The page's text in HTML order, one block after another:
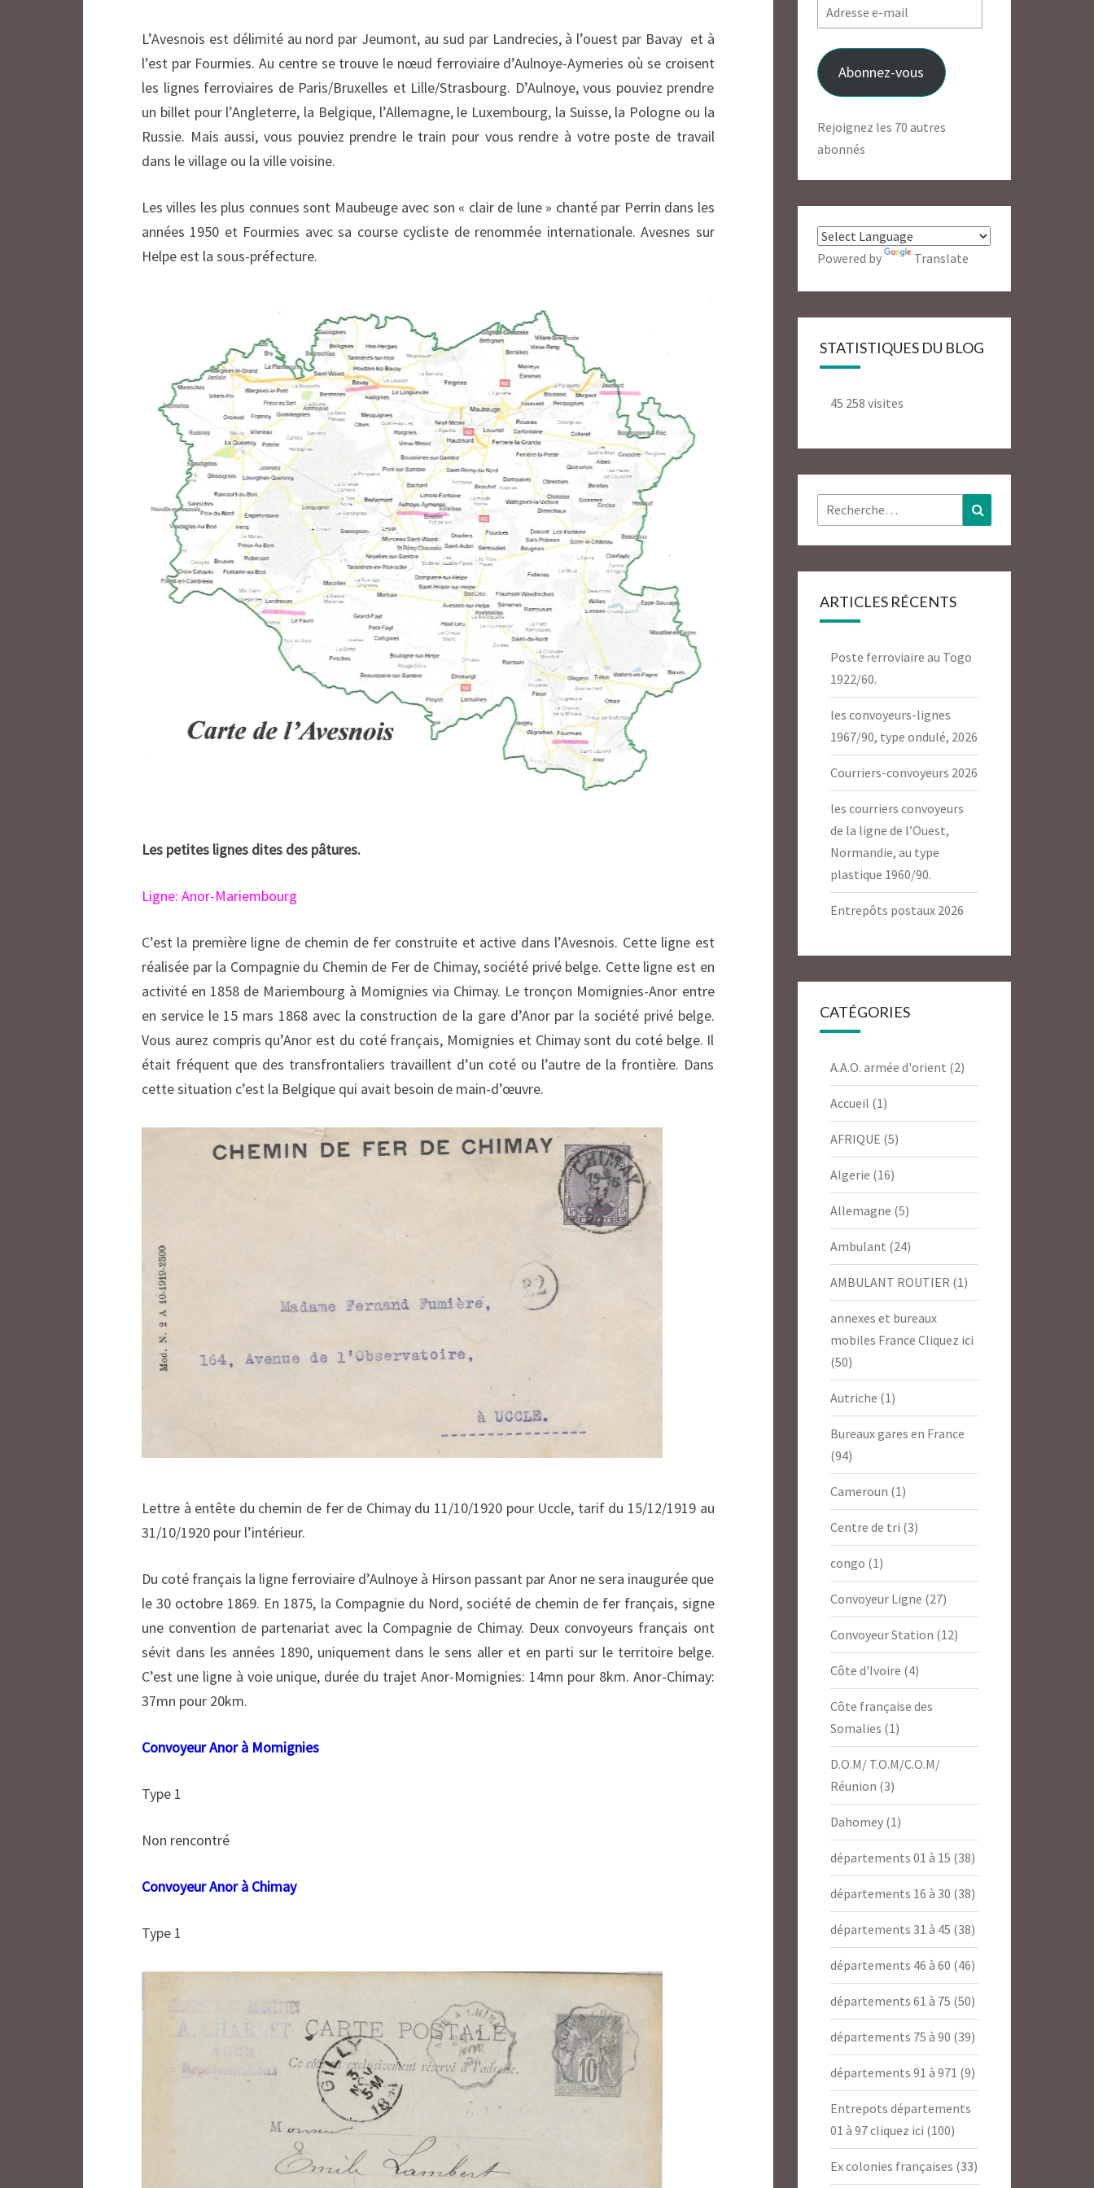
L’Avesnois est délimité au nord par Jeumont, au sud par Landrecies, à l’ouest par Bavay et à
l’est par Fourmies. Au centre se trouve le nœud ferroviaire d’Aulnoye-Aymeries où se croisent
les lignes ferroviaires de Paris/Bruxelles et Lille/Strasbourg. D’Aulnoye, vous pouviez prendre
un billet pour l’Angleterre, la Belgique, l’Allemagne, le Luxembourg, la Suisse, la Pologne ou la
Russie. Mais aussi, vous pouviez prendre le train pour vous rendre à votre poste de travail
dans le village ou la ville voisine.
Les villes les plus connues sont Maubeuge avec son « clair de lune » chanté par Perrin dans les
années 1950 et Fourmies avec sa course cycliste de renommée internationale. Avesnes sur
Helpe est la sous-préfecture.
Les petites lignes dites des pâtures.
Ligne: Anor-Mariembourg
C’est la première ligne de chemin de fer construite et active dans l’Avesnois. Cette ligne est
réalisée par la Compagnie du Chemin de Fer de Chimay, société privé belge. Cette ligne est en
activité en 1858 de Mariembourg à Momignies via Chimay. Le tronçon Momignies-Anor entre
en service le 15 mars 1868 avec la construction de la gare d’Anor par la société privé belge.
Vous aurez compris qu’Anor est du coté français, Momignies et Chimay sont du coté belge. Il
était fréquent que des transfrontaliers travaillent d’un coté ou l’autre de la frontière. Dans
cette situation c’est la Belgique qui avait besoin de main-d’œuvre.
Lettre à entête du chemin de fer de Chimay du 11/10/1920 pour Uccle, tarif du 15/12/1919 au
31/10/1920 pour l’intérieur.
Du coté français la ligne ferroviaire d’Aulnoye à Hirson passant par Anor ne sera inaugurée que
le 30 octobre 1869. En 1875, la Compagnie du Nord, société de chemin de fer français, signe
une convention de partenariat avec la Compagnie de Chimay. Deux convoyeurs français ont
sévit dans les années 1890, uniquement dans le sens aller et en parti sur le territoire belge.
C’est une ligne à voie unique, durée du trajet Anor-Momignies: 14mn pour 8km. Anor-Chimay:
37mn pour 20km.
Convoyeur Anor à Momignies
Type 1
Non rencontré
Convoyeur Anor à Chimay
Type 1
Adresse
e-
mail
Abonnez-vous
Rejoignez les 70 autres
abonnés
Powered by Translate
STATISTIQUES DU BLOG
45 258 visites
Rechercher :
ARTICLES RÉCENTS
Poste ferroviaire au Togo
1922/60.
les convoyeurs-lignes
1967/90, type ondulé, 2026
Courriers-convoyeurs 2026
les courriers convoyeurs
de la ligne de l’Ouest,
Normandie, au type
plastique 1960/90.
Entrepôts postaux 2026
CATÉGORIES
A.A.O. armée d'orient (2)
Accueil (1)
AFRIQUE (5)
Algerie (16)
Allemagne (5)
Ambulant (24)
AMBULANT ROUTIER (1)
annexes et bureaux
mobiles France Cliquez ici
(50)
Autriche (1)
Bureaux gares en France
(94)
Cameroun (1)
Centre de tri (3)
congo (1)
Convoyeur Ligne (27)
Convoyeur Station (12)
Côte d'Ivoire (4)
Côte française des
Somalies (1)
D.O.M/ T.O.M/C.O.M/
Réunion (3)
Dahomey(1)
départements 01 à 15 (38)
départements 16 à 30 (38)
départements 31 à 45 (38)
départements 46 à 60 (46)
départements 61 à 75 (50)
départements 75 à 90 (39)
départements 91 à 971 (9)
Entrepots départements
01 à 97 cliquez ici (100)
Ex colonies françaises (33)